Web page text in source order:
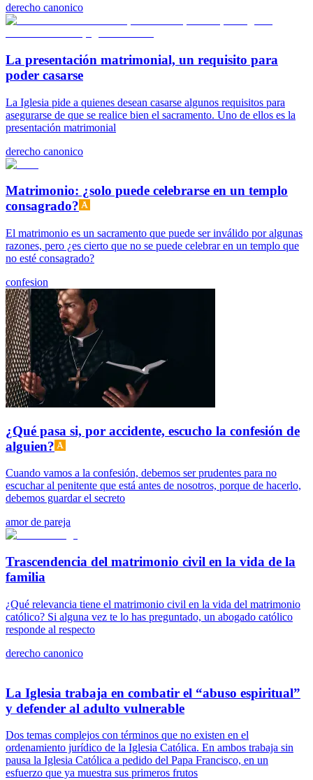
derecho canonico
La presentación matrimonial, un requisito para
poder casarse
La Iglesia pide a quienes desean casarse algunos requisitos para
asegurarse de que se realice bien el sacramento. Uno de ellos es la
presentación matrimonial
derecho canonico
Matrimonio: ¿solo puede celebrarse en un templo
consagrado?
El matrimonio es un sacramento que puede ser inválido por algunas
razones, pero ¿es cierto que no se puede celebrar en un templo que
no esté consagrado?
confesion
¿Qué pasa si, por accidente, escucho la confesión de
alguien?
Cuando vamos a la confesión, debemos ser prudentes para no
escuchar al penitente que está antes de nosotros, porque de hacerlo,
debemos guardar el secreto
amor de pareja
Trascendencia del matrimonio civil en la vida de la
familia
¿Qué relevancia tiene el matrimonio civil en la vida del matrimonio
católico? Si alguna vez te lo has preguntado, un abogado católico
responde al respecto
derecho canonico
La Iglesia trabaja en combatir el “abuso espiritual”
y defender al adulto vulnerable
Dos temas complejos con términos que no existen en el
ordenamiento jurídico de la Iglesia Católica. En ambos trabaja sin
pausa la Iglesia Católica a pedido del Papa Francisco, en un
esfuerzo que ya muestra sus primeros frutos